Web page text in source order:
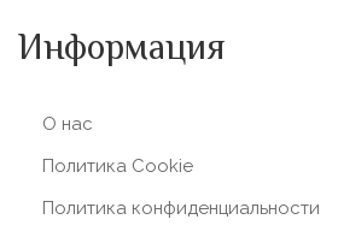
Информация
О нас
Политика Сookie
Политика конфиденциальности